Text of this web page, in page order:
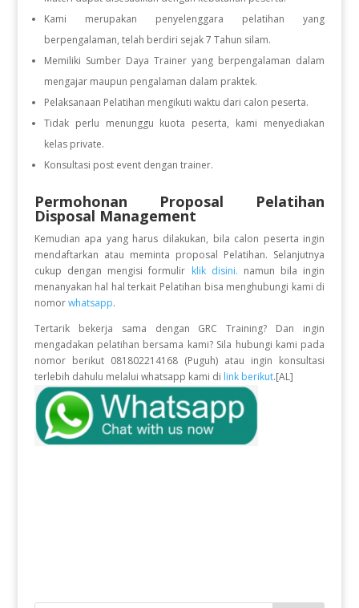
Kami merupakan penyelenggara pelatihan yang
berpengalaman, telah berdiri sejak 7 Tahun silam.
Memiliki Sumber Daya Trainer yang berpengalaman dalam
mengajar maupun pengalaman dalam praktek.
Pelaksanaan Pelatihan mengikuti waktu dari calon peserta.
Tidak perlu menunggu kuota peserta, kami menyediakan
kelas private.
Konsultasi post event dengan trainer.
Permohonan Proposal Pelatihan
Disposal Management
Kemudian apa yang harus dilakukan, bila calon peserta ingin
mendaftarkan atau meminta proposal Pelatihan. Selanjutnya
cukup dengan mengisi formulir klik disini. namun bila ingin
menanyakan hal hal terkait Pelatihan bisa menghubungi kami di
nomor whatsapp.
Tertarik bekerja sama dengan GRC Training? Dan ingin
mengadakan pelatihan bersama kami? Sila hubungi kami pada
nomor berikut 081802214168 (Puguh) atau ingin konsultasi
terlebih dahulu melalui whatsapp kami di link berikut.[AL]